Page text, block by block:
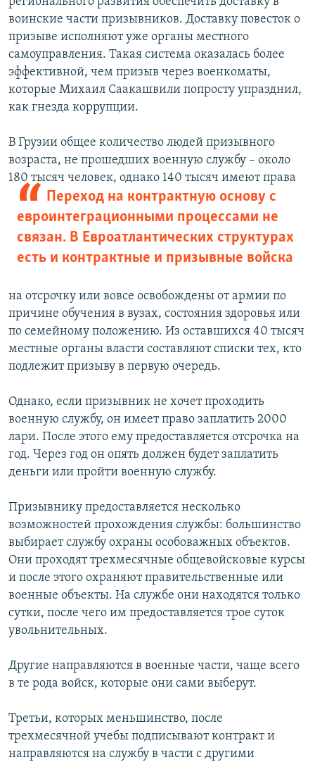
воинские части призывников. Доставку повесток о
призыве исполняют уже органы местного
самоуправления. Такая система оказалась более
эффективной, чем призыв через военкоматы,
которые Михаил Саакашвили попросту упразднил,
как гнезда коррупции.
В Грузии общее количество людей призывного
возраста, не прошедших военную службу – около
180 тысяч человек, однако 140 тысяч
Переход на контрактную основу с
евроинтеграционными процессами не
связан. В Евроатлантических структурах
есть и контрактные и призывные войска
имеют права
на отсрочку или вовсе освобождены от армии по
причине обучения в вузах, состояния здоровья или
по семейному положению. Из оставшихся 40 тысяч
местные органы власти составляют списки тех, кто
подлежит призыву в первую очередь.
Однако, если призывник не хочет проходить
военную службу, он имеет право заплатить 2000
лари. После этого ему предоставляется отсрочка на
год. Через год он опять должен будет заплатить
деньги или пройти военную службу.
Призывнику предоставляется несколько
возможностей прохождения службы: большинство
выбирает службу охраны особоважных объектов.
Они проходят трехмесячные общевойсковые курсы
и после этого охраняют правительственные или
военные объекты. На службе они находятся только
сутки, после чего им предоставляется трое суток
увольнительных.
Другие направляются в военные части, чаще всего
в те рода войск, которые они сами выберут.
Третьи, которых меньшинство, после
трехмесячной учебы подписывают контракт и
направляются на службу в части с другими